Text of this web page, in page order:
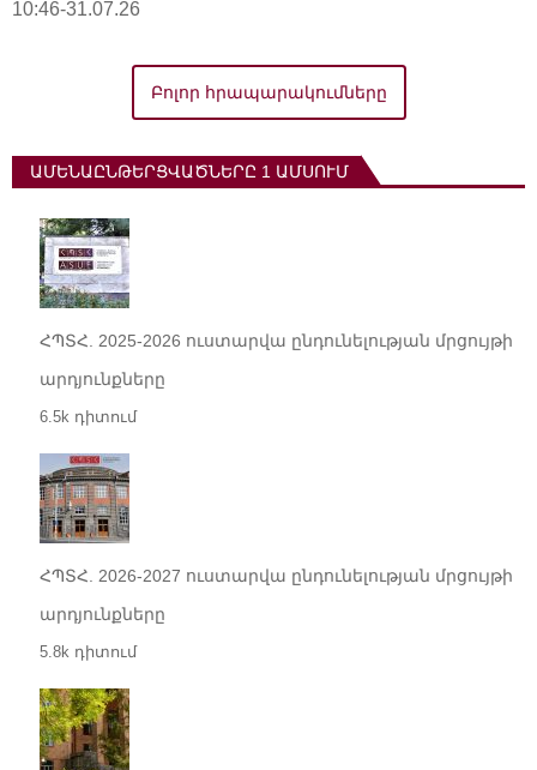
10:46-31.07.26
Բոլոր հրապարակումները
ԱՄԵՆԱԸՆԹԵՐՑՎԱԾՆԵՐԸ 1 ԱՄՍՈՒՄ
ՀՊՏՀ. 2025-2026 ուստարվա ընդունելության մրցույթի
արդյունքները
6.5k դիտում
ՀՊՏՀ. 2026-2027 ուստարվա ընդունելության մրցույթի
արդյունքները
5.8k դիտում